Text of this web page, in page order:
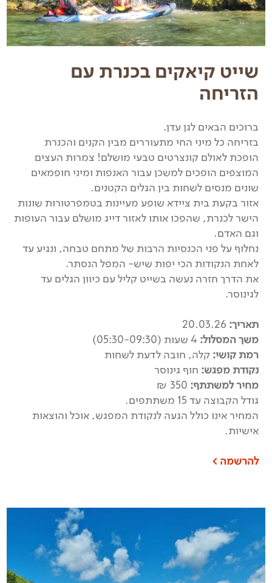
שייט קיאקים בכנרת עם
הזריחה
ברוכים הבאים לגן עדן.
בזריחה כל מיני החי מתעוררים מבין הקנים והכנרת
הופכת לאולם קונצרטים טבעי מושלם! צמרות העצים
המוצפים הופכים למשכן עבור האנפות ומיני חופמאים
שונים מנסים לשחות בין הגלים הקטנים.
אזור בקעת בית ציידא שופע מעיינות בטמפרטורות שונות
הישר לכנרת, שהפכו אותו לאזור דייג מושלם עבור העופות
וגם האדם.
נחלוף על פני הכנסיות הרבות של מתחם טבחה, ונגיע עד
לאחת הנקודות הכי יפות שיש- המפל הנסתר.
את הדרך חזרה נעשה בשייט קליל עם כיוון הגלים עד
לגינוסר.
תאריך: 20.03.26
משך המסלול:
רמת קושי: קלה, חובה לדעת לשחות
נקודת מפגש: חוף גינוסר
מחיר למשתתף:
גודל הקבוצה עד 15 משתתפים.
המחיר אינו כולל הגעה לנקודת המפגש, אוכל והוצאות
אישיות.
להרשמה >